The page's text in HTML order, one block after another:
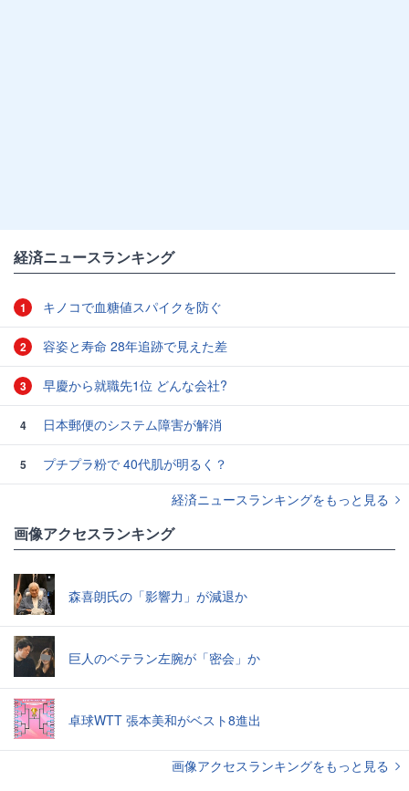
経済ニュースランキング
1 キノコで血糖値スパイクを防ぐ
2 容姿と寿命 28年追跡で見えた差
3 早慶から就職先1位 どんな会社?
4 日本郵便のシステム障害が解消
5
プチプラ粉で 40代肌が明るく？
経済ニュースランキングをもっと見る
画像アクセスランキング
森喜朗氏の「影響力」が減退か
巨人のベテラン左腕が「密会」か
卓球WTT 張本美和がベスト8進出
画像アクセスランキングをもっと見る